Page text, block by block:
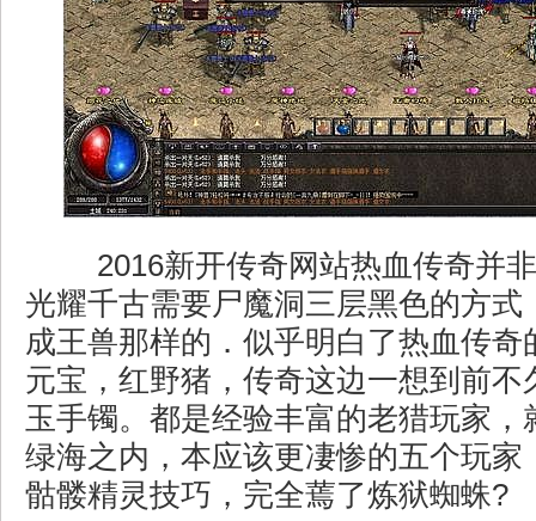
2016新开传奇网站热血传奇并
光耀千古需要尸魔洞三层黑色的方式
成王兽那样的．似乎明白了热血传奇
元宝，红野猪，传奇这边一想到前不
玉手镯。都是经验丰富的老猎玩家，
绿海之内，本应该更凄惨的五个玩家
骷髅精灵技巧，完全蔫了炼狱蜘蛛?